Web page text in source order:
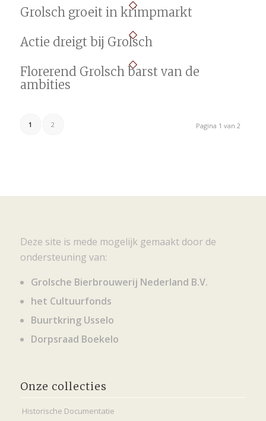
Grolsch groeit in krimpmarkt
Actie dreigt bij Grolsch
Florerend Grolsch barst van de
ambities
Pagina 1 van 2
1 2
Deze site is mede mogelijk gemaakt door de
ondersteuning van:
Grolsche Bierbrouwerij Nederland B.V.
het Cultuurfonds
Buurtkring Usselo
Dorpsraad Boekelo
Onze collecties
Historische Documentatie